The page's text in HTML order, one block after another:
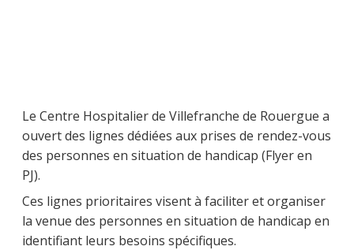
Le Centre Hospitalier de Villefranche de Rouergue a
ouvert des lignes dédiées aux prises de rendez-vous
des personnes en situation de handicap (Flyer en
PJ).
Ces lignes prioritaires visent à faciliter et organiser
la venue des personnes en situation de handicap en
identifiant leurs besoins spécifiques.